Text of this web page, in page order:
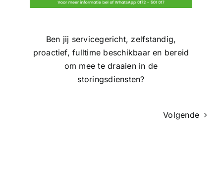
Ben jij servicegericht, zelfstandig,
proactief, fulltime beschikbaar en bereid
om mee te draaien in de
storingsdiensten?
Volgende